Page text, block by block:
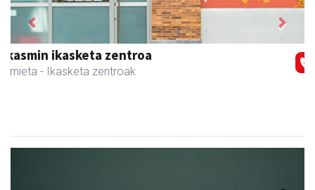
Guria
Urnieta - Jatetxeak
Previous Next